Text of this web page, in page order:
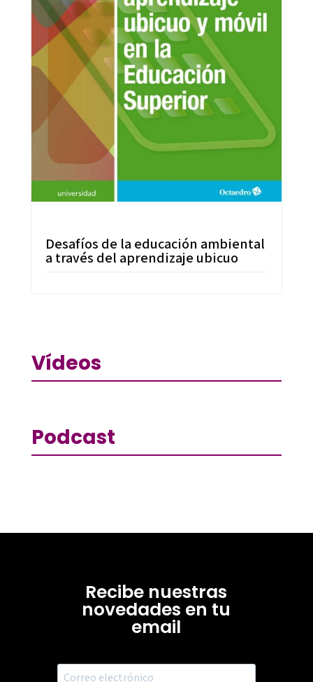
Desafíos de la educación ambiental
a través del aprendizaje ubicuo
Vídeos
Podcast
Recibe nuestras
novedades en tu
email